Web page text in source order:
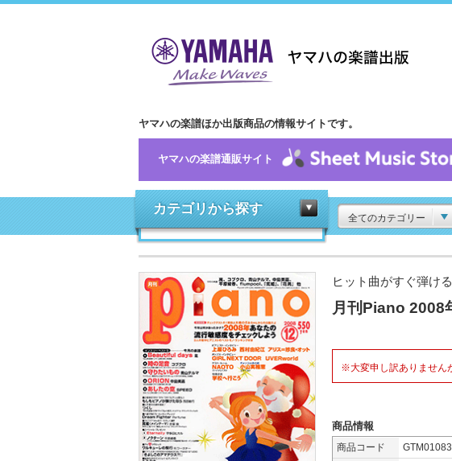
ヤマハの楽譜ほか出版商品の情報サイトです。
ヤマハの楽譜通販サイト
カテゴリから探す
全てのカテゴリー
ヒット曲がすぐ弾け
月刊Piano 2008
※大変申し訳ありません
商品情報
商品コード